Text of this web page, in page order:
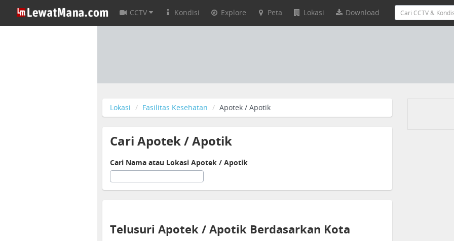
CCTV Kondisi Explore Peta Lokasi Download
Lokasi Fasilitas Kesehatan Apotek / Apotik
Cari Apotek / Apotik
Cari Nama atau Lokasi Apotek / Apotik
Telusuri Apotek / Apotik Berdasarkan Kota